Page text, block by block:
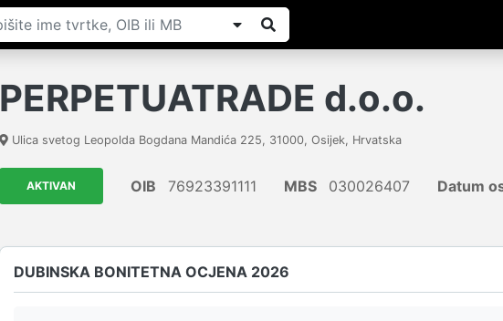
PERPETUATRADE d.o.o.
Ulica svetog Leopolda Bogdana Mandića 225, 31000, Osijek, Hrvatska
AKTIVAN OIB 76923391111 MBS 030026407 Datum
DUBINSKA BONITETNA OCJENA 2026